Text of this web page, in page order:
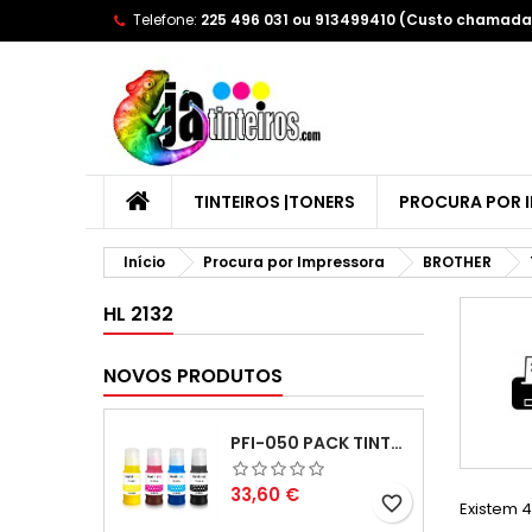
Telefone: 225 496 031 ou 913499410 (Custo
TINTEIROS |TONERS PROCURA POR
Início Procura por Impressora BROTHER
HL 2132
NOVOS PRODUTOS
PFI-050 PACK TINTAS COMPATIVEIS
Preço
33,60 € favorite_border Existem